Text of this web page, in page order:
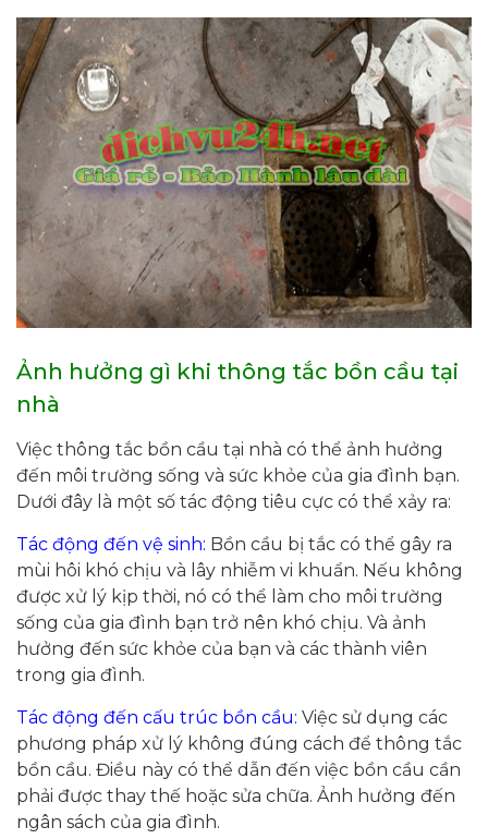
Ảnh hưởng gì khi thông tắc bồn cầu tại
nhà
Việc thông tắc bồn cầu tại nhà có thể ảnh hưởng
đến môi trường sống và sức khỏe của gia đình bạn.
Dưới đây là một số tác động tiêu cực có thể xảy ra:
Tác động đến vệ sinh: Bồn cầu bị tắc có thể gây ra
mùi hôi khó chịu và lây nhiễm vi khuẩn. Nếu không
được xử lý kịp thời, nó có thể làm cho môi trường
sống của gia đình bạn trở nên khó chịu. Và ảnh
hưởng đến sức khỏe của bạn và các thành viên
trong gia đình.
Tác động đến cấu trúc bồn cầu: Việc sử dụng các
phương pháp xử lý không đúng cách để thông tắc
bồn cầu. Điều này có thể dẫn đến việc bồn cầu cần
phải được thay thế hoặc sửa chữa. Ảnh hưởng đến
ngân sách của gia đình.